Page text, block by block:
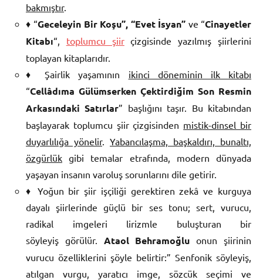
bakmıştır.
♦ “Geceleyin Bir Koşu”, “Evet İsyan” ve “Cinayetler
Kitabı“, toplumcu şiirçizgisinde yazılmış şiirlerini
toplayan kitaplarıdır.
♦ Şairlik yaşamının ikinci döneminin ilk kitabı
“Cellâdıma Gülümserken Çektirdiğim Son Resmin
Arkasındaki Satırlar” başlığını taşır. Bu kitabından
başlayarak toplumcu şiir çizgisinden mistik-dinsel bir
duyarlılığa yönelir. Yabancılaşma, başkaldırı, bunaltı,
özgürlük gibi temalar etrafında, modern dünyada
yaşayan insanın varoluş sorunlarını dile getirir.
♦ Yoğun bir şiir işçiliği gerektiren zekâ ve kurguya
dayalı şiirlerinde güçlü bir ses tonu; sert, vurucu,
radikal imgeleri lirizmle buluşturan bir
söyleyiş görülür. Ataol Behramoğlu onun şiirinin
vurucu özelliklerini şöyle belirtir:” Senfonik söyleyiş,
atılgan vurgu, yaratıcı imge, sözcük seçimi ve